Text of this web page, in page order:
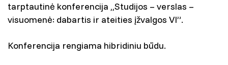
tarptautinė konferencija ,,Studijos – verslas –
visuomenė: dabartis ir ateities įžvalgos VI”.
Konferencija rengiama hibridiniu būdu.